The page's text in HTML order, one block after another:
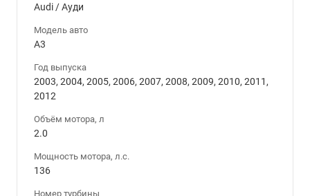
Audi / Ауди
Модель авто
A3
Год выпуска
2003, 2004, 2005, 2006, 2007, 2008, 2009, 2010, 2011,
2012
Объём мотора, л
2.0
Мощность мотора, л.с.
136
Номер турбины